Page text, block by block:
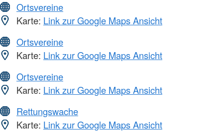
Ortsvereine
Karte: Link zur Google Maps Ansicht
Ortsvereine
Karte: Link zur Google Maps Ansicht
Ortsvereine
Karte: Link zur Google Maps Ansicht
Rettungswache
Karte: Link zur Google Maps Ansicht